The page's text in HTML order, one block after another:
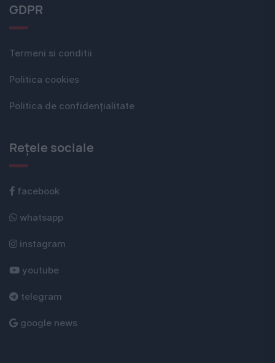
GDPR
Termeni si conditii
Politica cookies
Politica de confidențialitate
Rețele sociale
facebook
whatsapp
instagram
youtube
telegram
google news